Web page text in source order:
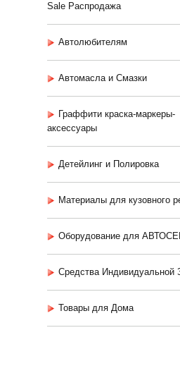
Sale Распродажа
Автолюбителям
Автомасла и Смазки
Граффити краска-маркеры-
аксессуары
Детейлинг и Полировка
Материалы для кузовного
Оборудование для
Средства Индивидуальной
Товары для Дома